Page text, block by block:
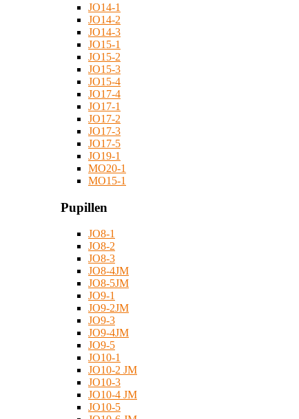
JO14-1
JO14-2
JO14-3
JO15-1
JO15-2
JO15-3
JO15-4
JO17-4
JO17-1
JO17-2
JO17-3
JO17-5
JO19-1
MO20-1
MO15-1
Pupillen
JO8-1
JO8-2
JO8-3
JO8-4JM
JO8-5JM
JO9-1
JO9-2JM
JO9-3
JO9-4JM
JO9-5
JO10-1
JO10-2 JM
JO10-3
JO10-4 JM
JO10-5